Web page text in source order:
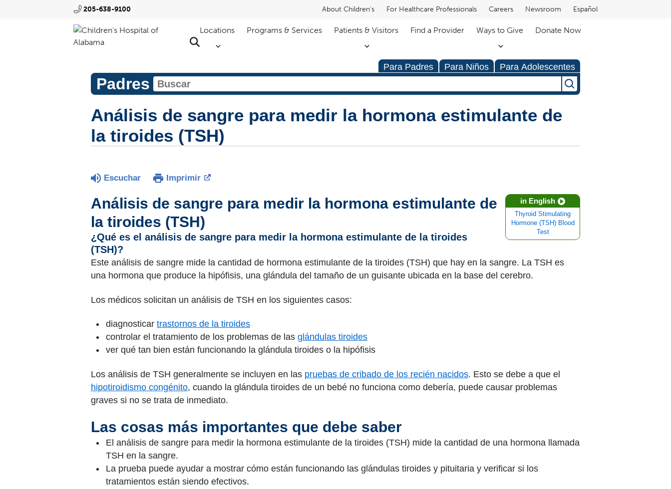
205-638-9100 About Children's For Healthcare Professionals Careers Newsroom Español
Locations Programs & Services Patients & Visitors Find a Provider Ways to Give Donate Now
Para Padres Para Niños Para Adolescentes
Padres
Análisis de sangre para medir la hormona estimulante de
la tiroides (TSH)
Escuchar Imprimir
in English
Thyroid Stimulating
Hormone (TSH) Blood
Test
Análisis de sangre para medir la hormona estimulante de
la tiroides (TSH)
¿Qué es el análisis de sangre para medir la hormona estimulante de la tiroides
(TSH)?
Este análisis de sangre mide la cantidad de hormona estimulante de la tiroides (TSH) que hay en la sangre. La TSH es
una hormona que produce la hipófisis, una glándula del tamaño de un guisante ubicada en la base del cerebro.
Los médicos solicitan un análisis de TSH en los siguientes casos:
diagnosticar trastornos de la tiroides
controlar el tratamiento de los problemas de las glándulas tiroides
ver qué tan bien están funcionando la glándula tiroides o la hipófisis
Los análisis de TSH generalmente se incluyen en las pruebas de cribado de los recién nacidos. Esto se debe a que el
hipotiroidismo congénito, cuando la glándula tiroides de un bebé no funciona como debería, puede causar problemas
graves si no se trata de inmediato.
Las cosas más importantes que debe saber
El análisis de sangre para medir la hormona estimulante de la tiroides (TSH) mide la cantidad de una hormona llamada
TSH en la sangre.
La prueba puede ayudar a mostrar cómo están funcionando las glándulas tiroides y pituitaria y verificar si los
tratamientos están siendo efectivos.